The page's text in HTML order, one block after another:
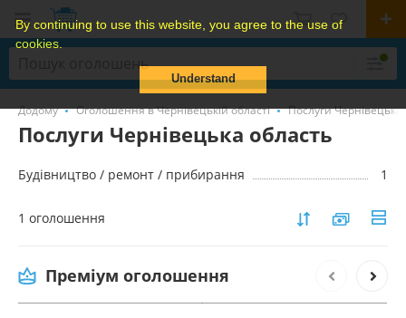
By continuing to use this website, you agree to the use of
cookies.
Understand
Додому Оголошення в Чернівецькій області Послуги Чернівецька
Послуги Чернівецька область
Будівництво / ремонт / прибирання 1
1 оголошення
Преміум оголошення
Услуги по вывозу мебели Киев, утилизация
1 000 грн.